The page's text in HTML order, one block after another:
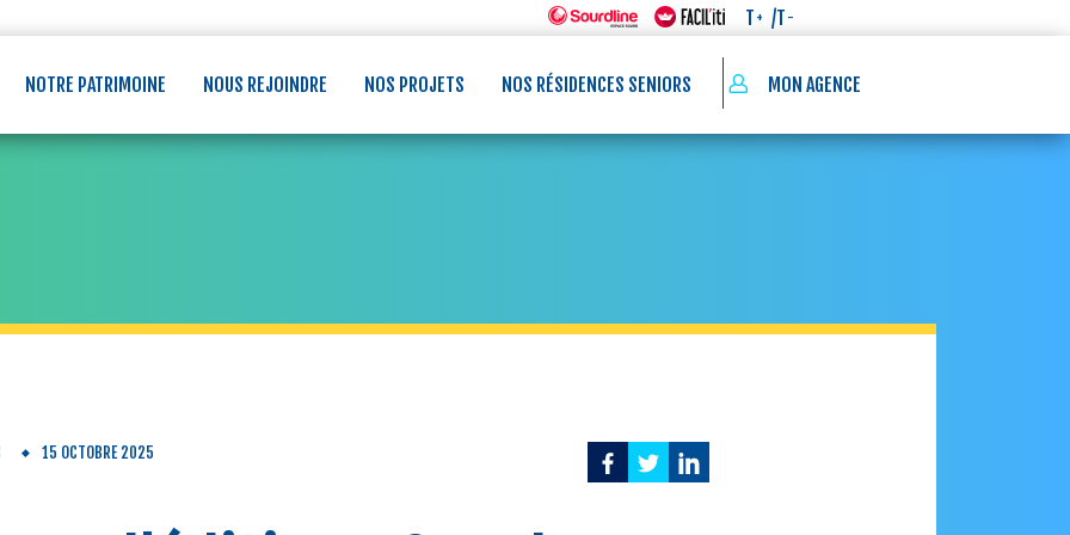
T + /T -
NOTRE PATRIMOINE NOUS REJOINDRE NOS PROJETS NOS RÉSIDENCES SENIORS MON AGENCE
15 OCTOBRE 2025